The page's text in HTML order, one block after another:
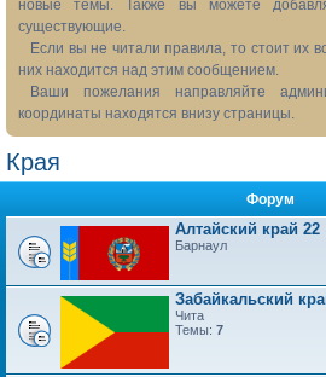
новые темы. Также вы можете
существующие.
Если вы не читали правила, то стоит их
них находится над этим сообщением.
Ваши пожелания направляйте
координаты находятся внизу страницы.
Края
Форум
Алтайский край 22
Барнаул
Забайкальский
Чита
Темы: 7